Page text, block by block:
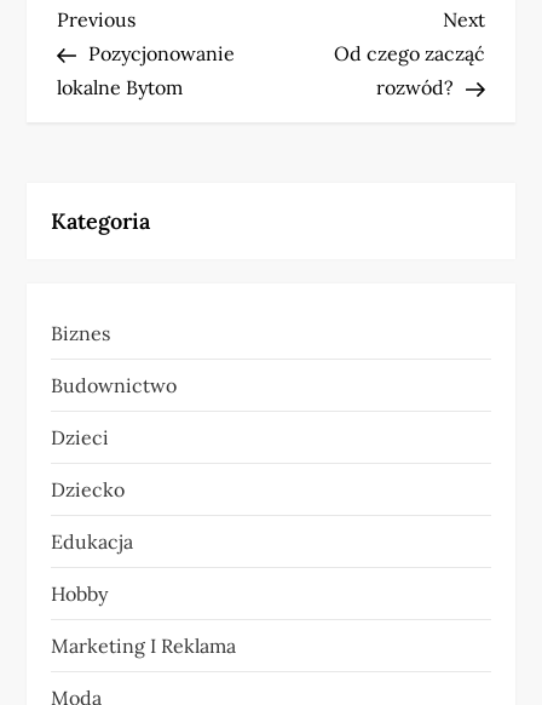
N
a
g
c
j
a
w
p
i
s
Previous
Post
Previous
Pozycjonowanie
lokalne Bytom
Next
Post
Next
Od czego zacząć
rozwód?
Kategoria
Biznes
Budownictwo
Dzieci
Dziecko
Edukacja
Hobby
Marketing I Reklama
Moda